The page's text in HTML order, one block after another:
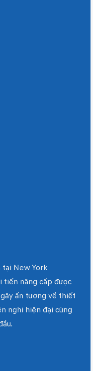
tại New York
tiến nâng cấp được
ấn tượng về thiết
nghi hiện đại cùng